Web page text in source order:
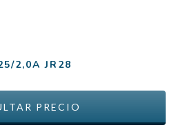
2,0A JR28